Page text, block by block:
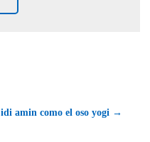
idi amin como el oso yogi →